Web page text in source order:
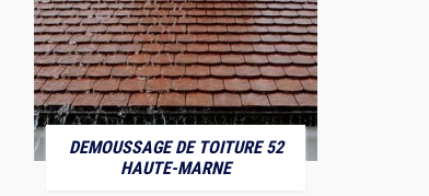
DEMOUSSAGE DE TOITURE 52
HAUTE-MARNE